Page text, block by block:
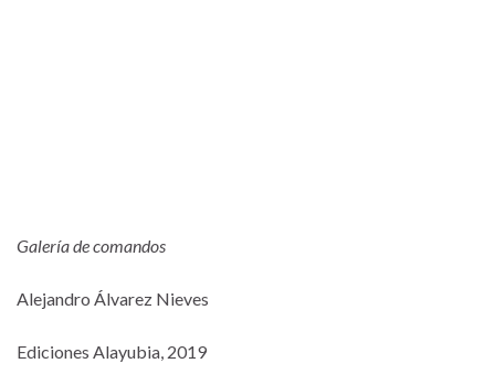
Galería de comandos
Alejandro Álvarez Nieves
Ediciones Alayubia, 2019